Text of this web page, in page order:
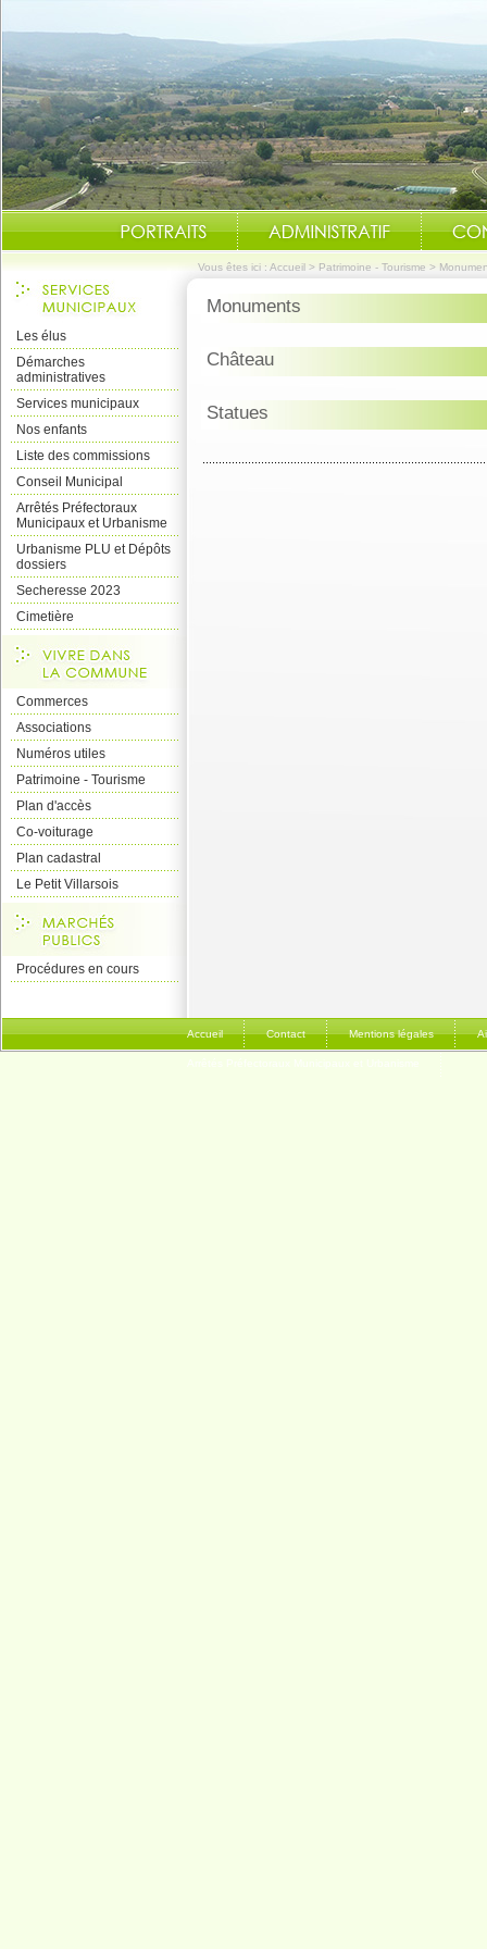
Vous êtes ici : Accueil > Patrimoine - Tourisme >
Les élus
Démarches
administratives
Services municipaux
Nos enfants
Liste des commissions
Conseil Municipal
Arrêtés Préfectoraux
Municipaux et Urbanisme
Urbanisme PLU et Dépôts
dossiers
Secheresse 2023
Cimetière
Commerces
Associations
Numéros utiles
Patrimoine - Tourisme
Plan d'accès
Co-voiturage
Plan cadastral
Le Petit Villarsois
Procédures en cours
Monuments
Château
Statues
Accueil Contact Mentions légales
Arrêtés Préfectoraux Municipaux et Urbanisme